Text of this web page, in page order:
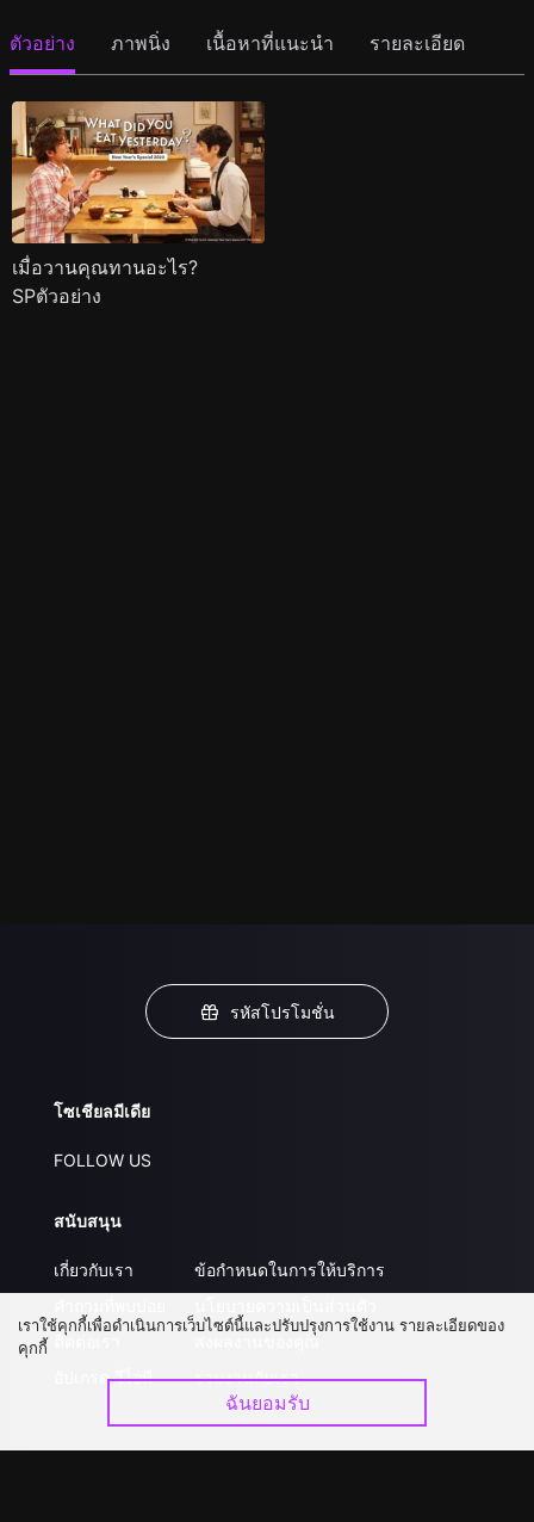
ตัวอย่าง ภาพนิ่ง เนื้อหาที่แนะนำ รายละเอียด
เมื่อวานคุณทานอะไร?
SPตัวอย่าง
รหัสโปรโมชั่น
โซเชียลมีเดีย
FOLLOW US
สนับสนุน
เกี่ยวกับเรา
ติดต่อเรา
อัปเกรด วีไอพี
ข้อกำหนดในการให้บริการ
ส่งผลงานของคุณ
ร่วมงานกับเรา
เราใช้คุกกี้เพื่อดำเนินการเว็บไซต์นี้และปรับปรุงการใช้งาน รายละเอียดของ
คุกกี้
ฉันยอมรับ